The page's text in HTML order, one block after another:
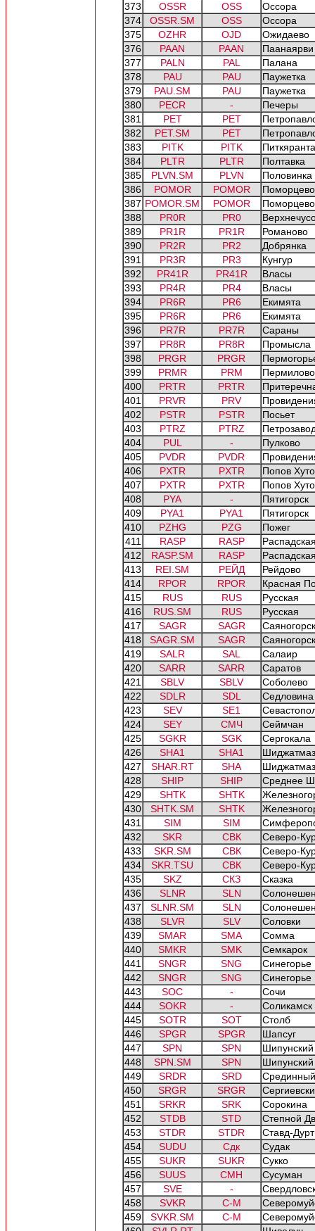
373
OSSR OSS
Оссора
374
OSSR.SM OSS
Оссора
375
OZHR OJD
Ожидаево
376
PAAN PAAN
Паанаярви
377
PALN PAL
Палана
378
PAU PAU
Паужетка
379
PAU.SM PAU
Паужетка
380
PECR -
Печеры
381
PET PET
382
PET.SM PET
383
PITK PITK
Питкяранта
384
PLTR PLTR
Полтавка
385
PLVN.SM PLVN
Половинка
386
POMOR POMOR
Поморцево
387 POMOR.SM POMOR
Поморцево
388
PR0R PR0
389
PR1R PR1R
Романово
390
PR2R PR2
Добрянка
391
PR3R PR3
Кунгур
392
PR41R PR41R
Власы
393
PR4R PR4
Власы
394
PR6R PR6
Екимята
395
PR6R PR6
Екимята
396
PR7R PR7R
Сараны
397
PR8R PR8R
Промысла
398
PRGR PRGR
399
PRMR PRM
Пермилово
400
PRTR PRTR
401
PRVR PRV
402
PSTR PSTR
Посьет
403
PTRZ PTRZ
404
PUL -
Пулково
405
PVDR PVDR
406
PXTR PXTR
Попов
407
PXTR PXTR
Попов
408
PYA -
Пятигорск
409
PYA1 PYA1
Пятигорск
410
PZHG PZG
Пожег
411
RASP RASP
412
RASP.SM RASP
413
REI.SM РЕЙД
Рейдово
414
RPOR RPOR
Красная
415
RUS RUS
Русская
416
RUS.SM RUS
Русская
417
SAGR SAGR
Саяногорск
418
SAGR.SM SAGR
Саяногорск
419
SALR SAL
Салаир
420
SARR SARR
Саратов
421
SBLV SBLV
Соболево
422
SDLR SDL
Седловина
423
SEV SE1
424
SEY СМЧ
Сеймчан
425
SGKR SGK
Сергокала
426
SHA1 SHA1
Шиджатмаз
427
SHAR.RT SHA
Шиджатмаз
428
SHIP SHIP
Среднее
429
SHTK SHTK
430
SHTK.SM SHTK
431
SIM SIM
432
SKR СВК
Северо-
433
SKR.SM СВК
Северо-
434
SKR.TSU СВК
Северо-
435
SKZ СКЗ
Сказка
436
SLNR SLN
437
SLNR.SM SLN
438
SLVR SLV
Соловки
439
SMAR SMA
Сомма
440
SMKR SMK
Семкарок
441
SNGR SNG
Синегорье
442
SNGR SNG
Синегорье
443
SOC -
Сочи
444
SOKR -
Соликамск
445
SOTR SOT
Столб
446
SPGR SPGR
Шапсуг
447
SPN SPN
Шипунский
448
SPN.SM SPN
Шипунский
449
SRDR SRD
Срединный
450
SRGR SRGR
451
SRKR SRK
Сорокина
452
STDB STD
Степной
453
STDR STDR
Ставд-Дурт
454
SUDU Сдк
Судак
455
SUKR SUKR
Сукко
456
SUUS СМН
Сусуман
457
SVE -
458
SVKR С-М
459
SVKR.SM С-М